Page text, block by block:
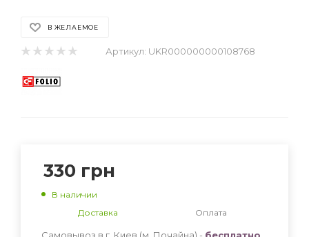
В ЖЕЛАЕМОЕ
Артикул: UKR000000000108768
330 грн
В наличии
Доставка
Оплата
Самовывоз в г. Киев (м. Почайна) - бесплатно